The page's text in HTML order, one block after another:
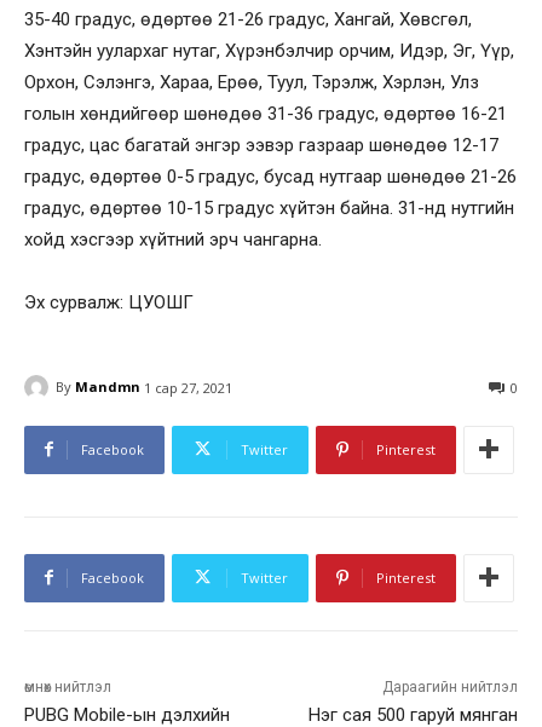
35-40 градус, өдөртөө 21-26 градус, Хангай, Хөвсгөл,
Хэнтэйн уулархаг нутаг, Хүрэнбэлчир орчим, Идэр, Эг, Үүр,
Орхон, Сэлэнгэ, Хараа, Ерөө, Туул, Тэрэлж, Хэрлэн, Улз
голын хөндийгөөр шөнөдөө 31-36 градус, өдөртөө 16-21
градус, цас багатай энгэр ээвэр газраар шөнөдөө 12-17
градус, өдөртөө 0-5 градус, бусад нутгаар шөнөдөө 21-26
градус, өдөртөө 10-15 градус хүйтэн байна. 31-нд нутгийн
хойд хэсгээр хүйтний эрч чангарна.
Эх сурвалж: ЦУОШГ
By Mandmn 1 сар 27, 2021 0
Facebook Twitter Pinterest
Facebook Twitter Pinterest
өмнөх нийтлэл
PUBG Mobile-ын дэлхийн
Дараагийн нийтлэл
Нэг сая 500 гаруй мянган